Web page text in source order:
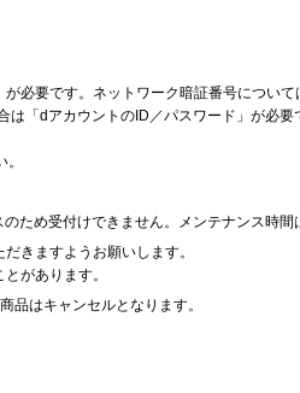
必要です。ネットワーク暗証番号について
「dアカウントのID／パスワード」が必
ため受付けできません。メンテナンス時間
きますようお願いします。
があります。
品はキャンセルとなります。